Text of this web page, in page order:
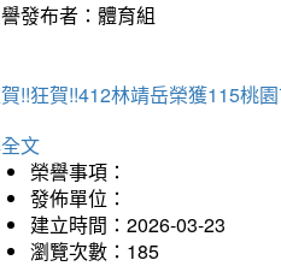
發布者：體育組
!!狂賀!!412林靖岳榮獲115桃
文
榮譽事項：
發佈單位：
建立時間：2026-03-23
瀏覽次數：185